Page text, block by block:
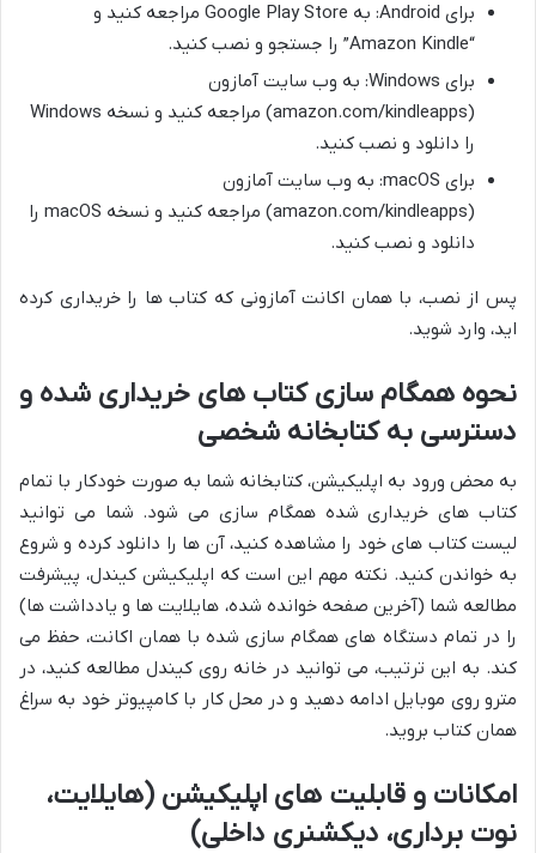
برای Android: به Google Play Store مراجعه کنید و
“Amazon Kindle” را جستجو و نصب کنید.
برای Windows: به وب سایت آمازون
(amazon.com/kindleapps) مراجعه کنید و نسخه Windows
را دانلود و نصب کنید.
برای macOS: به وب سایت آمازون
(amazon.com/kindleapps) مراجعه کنید و نسخه macOS را
دانلود و نصب کنید.
پس از نصب، با همان اکانت آمازونی که کتاب ها را خریداری کرده
اید، وارد شوید.
نحوه همگام سازی کتاب های خریداری شده و
دسترسی به کتابخانه شخصی
به محض ورود به اپلیکیشن، کتابخانه شما به صورت خودکار با تمام
کتاب های خریداری شده همگام سازی می شود. شما می توانید
لیست کتاب های خود را مشاهده کنید، آن ها را دانلود کرده و شروع
به خواندن کنید. نکته مهم این است که اپلیکیشن کیندل، پیشرفت
مطالعه شما (آخرین صفحه خوانده شده، هایلایت ها و یادداشت ها)
را در تمام دستگاه های همگام سازی شده با همان اکانت، حفظ می
کند. به این ترتیب، می توانید در خانه روی کیندل مطالعه کنید، در
مترو روی موبایل ادامه دهید و در محل کار با کامپیوتر خود به سراغ
همان کتاب بروید.
امکانات و قابلیت های اپلیکیشن (هایلایت،
نوت برداری، دیکشنری داخلی)